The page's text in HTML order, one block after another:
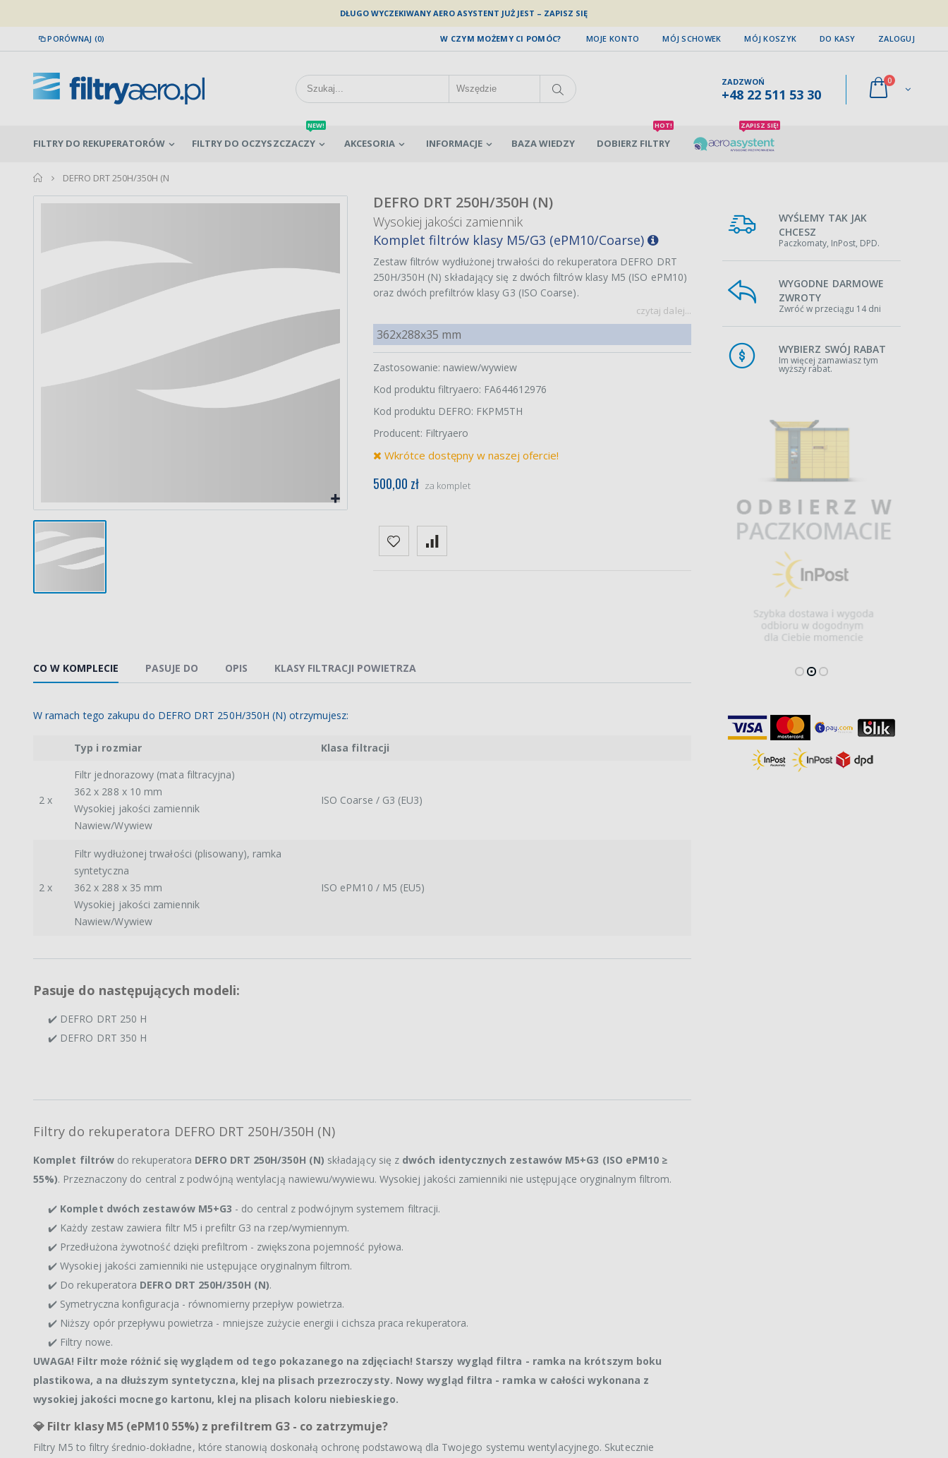
DŁUGO WYCZEKIWANY AERO ASYSTENT JUŻ JEST – ZAPISZ SIĘ
PORÓWNAJ (0) MOJE KONTO MÓJ SCHOWEK MÓJ KOSZYK DO KASY ZALOGUJ
W CZYM MOŻEMY CI POMÓC?
ZADZWOŃ
+48 22 511 53 30
0
FILTRY DO REKUPERATORÓW FILTRY DO OCZYSZCZACZY
NEW!
AKCESORIA INFORMACJE BAZA WIEDZY DOBIERZ FILTRY
HOT! ZAPISZ SIĘ!
home
DEFRO DRT 250H/350H (N
DEFRO DRT 250H/350H (N)
Wysokiej jakości zamiennik
Komplet filtrów klasy M5/G3 (ePM10/Coarse)
Zestaw filtrów wydłużonej trwałości do rekuperatora DEFRO DRT
250H/350H (N) składający się z dwóch filtrów klasy M5 (ISO ePM10)
oraz dwóch prefiltrów klasy G3 (ISO Coarse).
czytaj dalej...
362x288x35 mm
Zastosowanie: nawiew/wywiew
Kod produktu filtryaero: FA644612976
Kod produktu DEFRO: FKPM5TH
Producent: Filtryaero
Wkrótce dostępny w naszej ofercie!
500,00 zł za komplet
CO W KOMPLECIE PASUJE DO OPIS KLASY FILTRACJI POWIETRZA
W ramach tego zakupu do DEFRO DRT 250H/350H (N) otrzymujesz:
Typ i rozmiar Klasa filtracji
2 x
Filtr jednorazowy (mata filtracyjna)
362 x 288 x 10 mm
Wysokiej jakości zamiennik
Nawiew/Wywiew
ISO Coarse / G3 (EU3)
2 x
Filtr wydłużonej trwałości (plisowany), ramka
syntetyczna
362 x 288 x 35 mm
Wysokiej jakości zamiennik
Nawiew/Wywiew
ISO ePM10 / M5 (EU5)
Pasuje do następujących modeli:
✔️ DEFRO DRT 250 H
✔️ DEFRO DRT 350 H
Filtry do rekuperatora DEFRO DRT 250H/350H (N)
Komplet filtrów do rekuperatora DEFRO DRT 250H/350H (N) składający się z dwóch identycznych zestawów M5+G3 (ISO ePM10 ≥
55%). Przeznaczony do central z podwójną wentylacją nawiewu/wywiewu. Wysokiej jakości zamienniki nie ustępujące oryginalnym filtrom.
✔️ Komplet dwóch zestawów M5+G3 - do central z podwójnym systemem filtracji.
✔️ Każdy zestaw zawiera filtr M5 i prefiltr G3 na rzep/wymiennym.
✔️ Przedłużona żywotność dzięki prefiltrom - zwiększona pojemność pyłowa.
✔️ Wysokiej jakości zamienniki nie ustępujące oryginalnym filtrom.
✔️ Do rekuperatora DEFRO DRT 250H/350H (N).
✔️ Symetryczna konfiguracja - równomierny przepływ powietrza.
✔️ Niższy opór przepływu powietrza - mniejsze zużycie energii i cichsza praca rekuperatora.
✔️ Filtry nowe.
UWAGA! Filtr może różnić się wyglądem od tego pokazanego na zdjęciach! Starszy wygląd filtra - ramka na krótszym boku
plastikowa, a na dłuższym syntetyczna, klej na plisach przezroczysty. Nowy wygląd filtra - ramka w całości wykonana z
wysokiej jakości mocnego kartonu, klej na plisach koloru niebieskiego.
💎 Filtr klasy M5 (ePM10 55%) z prefiltrem G3 - co zatrzymuje?
Filtry M5 to filtry średnio-dokładne, które stanowią doskonałą ochronę podstawową dla Twojego systemu wentylacyjnego. Skutecznie
WYŚLEMY TAK JAK
CHCESZ
Paczkomaty, InPost, DPD.
WYGODNE DARMOWE
ZWROTY
Zwróć w przeciągu 14 dni
WYBIERZ SWÓJ RABAT
Im więcej zamawiasz tym
wyższy rabat.